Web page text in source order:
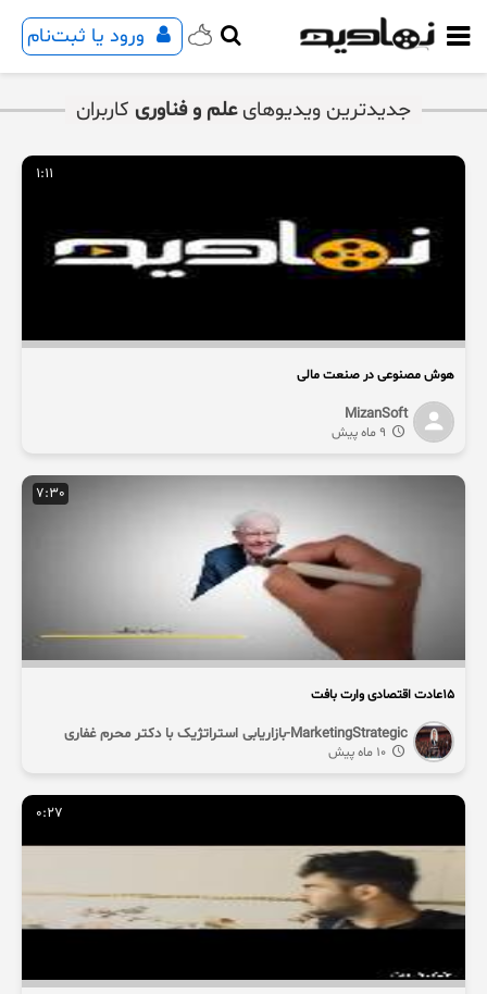
ورود یا ثبت‌نام
جدیدترین ویدیوهایعلم و فناوری کاربران
1:11
هوش مصنوعی در صنعت مالی
MizanSoft
7:30
15عادت اقتصادی وارت بافت
MarketingStrategic-بازاریابی استراتژیک با دکتر محرم غفاری
0:27